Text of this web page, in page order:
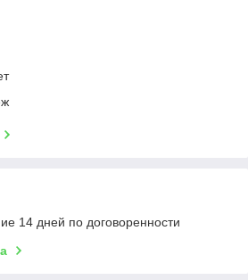
14 дней по договоренности